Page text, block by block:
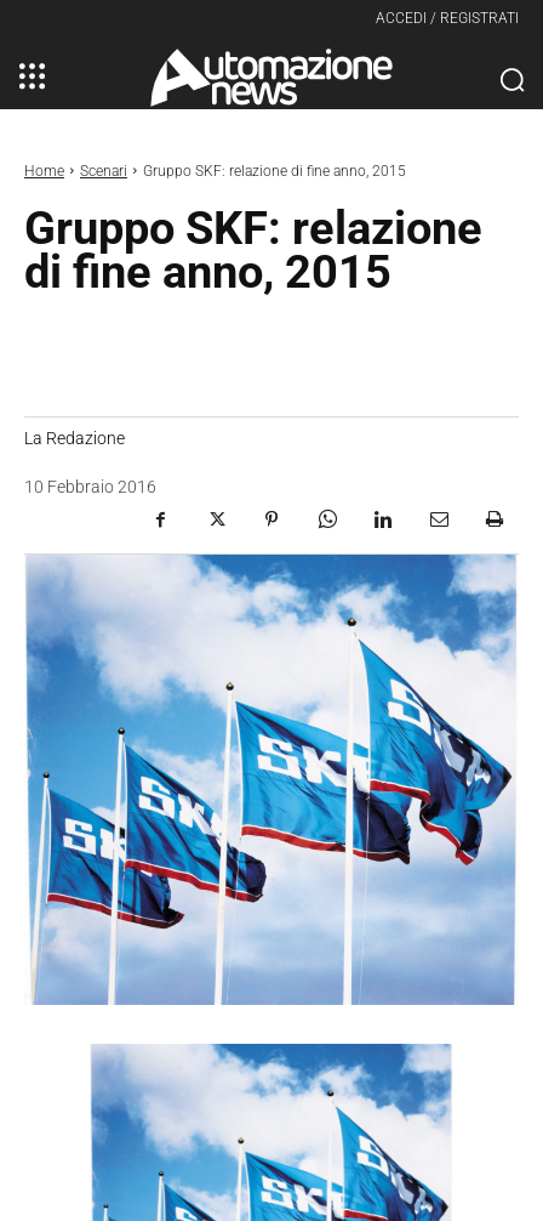
ACCEDI / REGISTRATI
Home Scenari Gruppo SKF: relazione di fine anno, 2015
Gruppo SKF: relazione
di fine anno, 2015
La Redazione
10 Febbraio 2016